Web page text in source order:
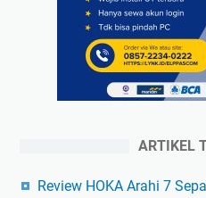
ARTIKEL
Review HOKA Arahi 7